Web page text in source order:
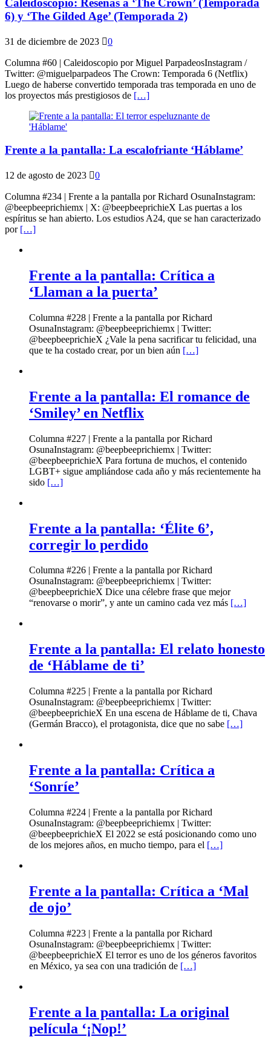
Caleidoscopio: Reseñas a ‘The Crown’ (Temporada
6) y ‘The Gilded Age’ (Temporada 2)
31 de diciembre de 2023 0
Columna #60 | Caleidoscopio por Miguel ParpadeosInstagram /
Twitter: @miguelparpadeos The Crown: Temporada 6 (Netflix)
Luego de haberse convertido temporada tras temporada en uno de
los proyectos más prestigiosos de […]
Frente a la pantalla: La escalofriante ‘Háblame’
12 de agosto de 2023 0
Columna #234 | Frente a la pantalla por Richard OsunaInstagram:
@beepbeeprichiemx | X: @beepbeeprichieX Las puertas a los
espíritus se han abierto. Los estudios A24, que se han caracterizado
por […]
Frente a la pantalla: Crítica a
‘Llaman a la puerta’
Columna #228 | Frente a la pantalla por Richard
OsunaInstagram: @beepbeeprichiemx | Twitter:
@beepbeeprichieX ¿Vale la pena sacrificar tu felicidad, una
que te ha costado crear, por un bien aún […]
Frente a la pantalla: El romance de
‘Smiley’ en Netflix
Columna #227 | Frente a la pantalla por Richard
OsunaInstagram: @beepbeeprichiemx | Twitter:
@beepbeeprichieX Para fortuna de muchos, el contenido
LGBT+ sigue ampliándose cada año y más recientemente ha
sido […]
Frente a la pantalla: ‘Élite 6’,
corregir lo perdido
Columna #226 | Frente a la pantalla por Richard
OsunaInstagram: @beepbeeprichiemx | Twitter:
@beepbeeprichieX Dice una célebre frase que mejor
“renovarse o morir”, y ante un camino cada vez más […]
Frente a la pantalla: El relato honesto
de ‘Háblame de ti’
Columna #225 | Frente a la pantalla por Richard
OsunaInstagram: @beepbeeprichiemx | Twitter:
@beepbeeprichieX En una escena de Háblame de ti, Chava
(Germán Bracco), el protagonista, dice que no sabe […]
Frente a la pantalla: Crítica a
‘Sonríe’
Columna #224 | Frente a la pantalla por Richard
OsunaInstagram: @beepbeeprichiemx | Twitter:
@beepbeeprichieX El 2022 se está posicionando como uno
de los mejores años, en mucho tiempo, para el […]
Frente a la pantalla: Crítica a ‘Mal
de ojo’
Columna #223 | Frente a la pantalla por Richard
OsunaInstagram: @beepbeeprichiemx | Twitter:
@beepbeeprichieX El terror es uno de los géneros favoritos
en México, ya sea con una tradición de […]
Frente a la pantalla: La original
película ‘¡Nop!’